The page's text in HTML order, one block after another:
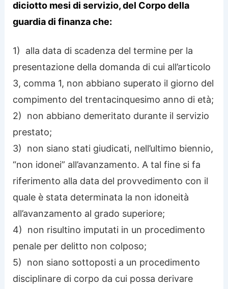
diciotto mesi di servizio, del Corpo della
guardia di finanza che:
1) alla data di scadenza del termine per la
presentazione della domanda di cui all’articolo
3, comma 1, non abbiano superato il giorno del
compimento del trentacinquesimo anno di età;
2) non abbiano demeritato durante il servizio
prestato;
3) non siano stati giudicati, nell’ultimo biennio,
“non idonei” all’avanzamento. A tal fine si fa
riferimento alla data del provvedimento con il
quale è stata determinata la non idoneità
all’avanzamento al grado superiore;
4) non risultino imputati in un procedimento
penale per delitto non colposo;
5) non siano sottoposti a un procedimento
disciplinare di corpo da cui possa derivare